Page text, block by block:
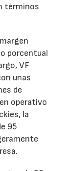
términos
porcentual
VF
unas
de
operativo
la
95